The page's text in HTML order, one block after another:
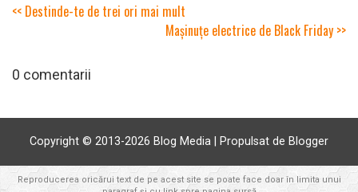
<< Destinde-te de trei ori mai mult
Mașinuțe electrice de Black Friday >>
0 comentarii
Copyright © 2013-2026 Blog Media | Propulsat de Blogger
Reproducerea oricărui text de pe acest site se poate face doar în limita unui